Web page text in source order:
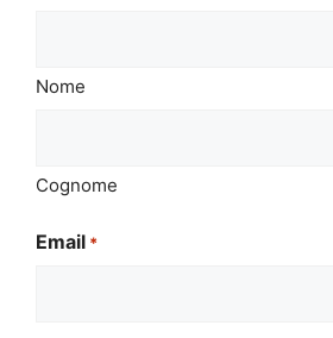
Nome
Cognome
Email *